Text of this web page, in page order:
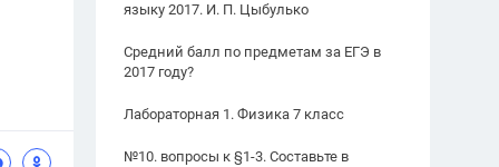
языку 2017. И. П. Цыбулько
Средний балл по предметам за ЕГЭ в
2017 году?
Лабораторная 1. Физика 7 класс
№10. вопросы к §1-3. Составьте в